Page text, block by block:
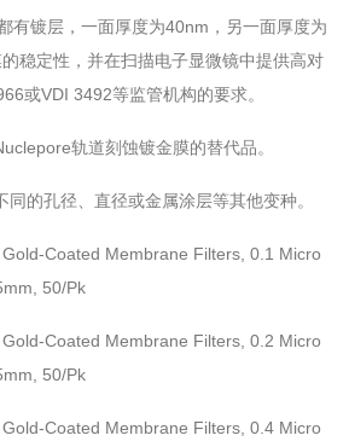
有镀层，一面厚度为40nm，另一面厚度为
稳定性，并在扫描电子显微镜中提供高对
或VDI 3492等监管机构的要求。
轨道刻蚀镀金膜的替代品。
的孔径、直径或金属涂层等其他变种。
Coated Membrane Filters, 0.1 Micro
50/Pk
Coated Membrane Filters, 0.2 Micro
50/Pk
Coated Membrane Filters, 0.4 Micro